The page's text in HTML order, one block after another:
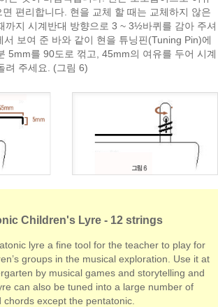
편리합니다. 현을 교체 할 때는 교체하지 않은
까지 시계반대 방향으로 3 ~ 3½바퀴를 감아 주셔
서 보여 준 바와 같이 현을 튜닝핀(Tuning Pin)에
5mm를 90도로 꺾고, 45mm의 여유를 두어 시계
려 주세요. (그림 6)
Children's Lyre - 12 strings
lyre a fine tool for the teacher to play for
groups in the musical exploration. Use it at
by musical games and storytelling and
can also be tuned into a large number of
except the pentatonic.